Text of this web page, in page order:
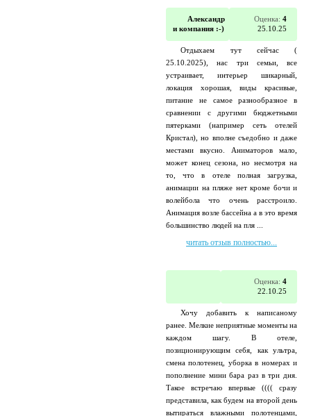
Александр
и компания :-)
Оценка: 4
25.10.25
Отдыхаем тут сейчас (
25.10.2025), нас три семьи, все
устраивает, интерьер шикарный,
локация хорошая, виды красивые,
питание не самое разнообразное в
сравнении с другими бюджетными
пятерками (например сеть отелей
Кристал), но вполне съедобно и даже
местами вкусно. Аниматоров мало,
может конец сезона, но несмотря на
то, что в отеле полная загрузка,
анимации на пляже нет кроме бочи и
волейбола что очень расстроило.
Анимация возле бассейна а в это время
большинство людей на пля ...
читать отзыв полностью...
Оценка: 4
22.10.25
Хочу добавить к написаному
ранее. Мелкие неприятные моменты на
каждом шагу. В отеле,
позиционирующим себя, как ультра,
смена полотенец, уборка в номерах и
пополнение мини бара раз в три дня.
Такое встречаю впервые (((( сразу
представила, как будем на второй день
вытираться влажными полотенцами,